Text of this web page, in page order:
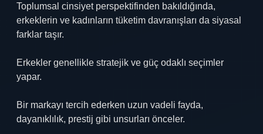
Toplumsal cinsiyet perspektifinden bakıldığında,
erkeklerin ve kadınların tüketim davranışları da siyasal
farklar taşır.
Erkekler genellikle stratejik ve güç odaklı seçimler
yapar.
Bir markayı tercih ederken uzun vadeli fayda,
dayanıklılık, prestij gibi unsurları önceler.